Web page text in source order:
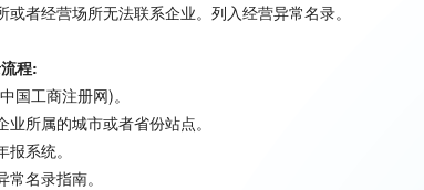
或者经营场所无法联系企业。列入经营异常名录。
流程:
国工商注册网)。
所属的城市或者省份站点。
系统。
名录指南。